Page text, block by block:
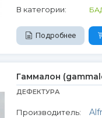
В категории:
Подробнее
Гаммалон
ДЕФЕКТУРА
Производитель: